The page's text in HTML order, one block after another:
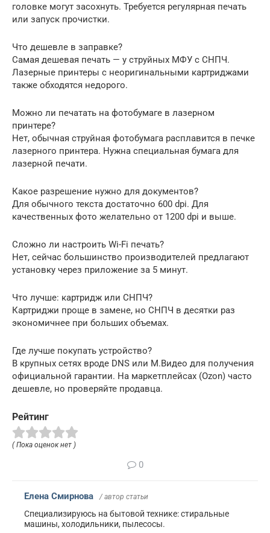
головке могут засохнуть. Требуется регулярная печать
или запуск прочистки.
Что дешевле в заправке?
Самая дешевая печать — у струйных МФУ с СНПЧ.
Лазерные принтеры с неоригинальными картриджами
также обходятся недорого.
Можно ли печатать на фотобумаге в лазерном
принтере?
Нет, обычная струйная фотобумага расплавится в печке
лазерного принтера. Нужна специальная бумага для
лазерной печати.
Какое разрешение нужно для документов?
Для обычного текста достаточно 600 dpi. Для
качественных фото желательно от 1200 dpi и выше.
Сложно ли настроить Wi-Fi печать?
Нет, сейчас большинство производителей предлагают
установку через приложение за 5 минут.
Что лучше: картридж или СНПЧ?
Картриджи проще в замене, но СНПЧ в десятки раз
экономичнее при больших объемах.
Где лучше покупать устройство?
В крупных сетях вроде DNS или М.Видео для получения
официальной гарантии. На маркетплейсах (Ozon) часто
дешевле, но проверяйте продавца.
Рейтинг
( Пока оценок нет )
0
Елена Смирнова / автор статьи
Специализируюсь на бытовой технике: стиральные
машины, холодильники, пылесосы.